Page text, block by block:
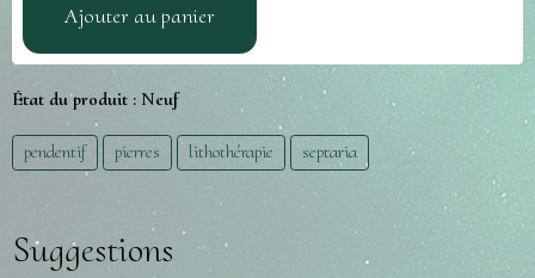
Ajouter au panier
État du produit : Neuf
pendentif pierres lithothérapie septaria
Suggestions